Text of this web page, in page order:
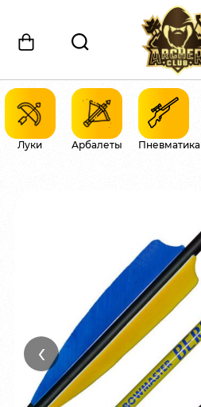
Луки Арбалеты Пневматика
‹